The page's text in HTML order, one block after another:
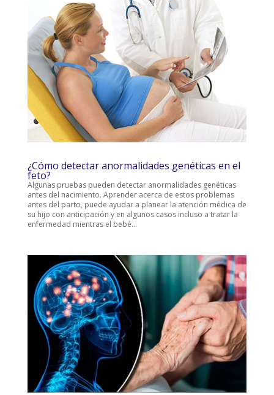
¿Cómo detectar anormalidades genéticas en el
feto?
Algunas pruebas pueden detectar anormalidades genéticas
antes del nacimiento. Aprender acerca de estos problemas
antes del parto, puede ayudar a planear la atención médica de
su hijo con anticipación y en algunos casos incluso a tratar la
enfermedad mientras el bebé...